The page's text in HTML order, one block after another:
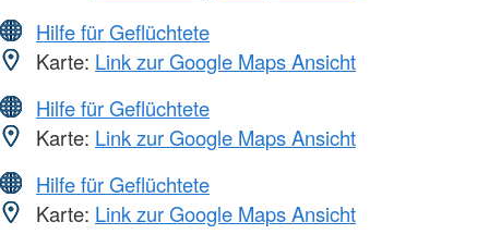
Hilfe für Geflüchtete
Karte: Link zur Google Maps Ansicht
Hilfe für Geflüchtete
Karte: Link zur Google Maps Ansicht
Hilfe für Geflüchtete
Karte: Link zur Google Maps Ansicht